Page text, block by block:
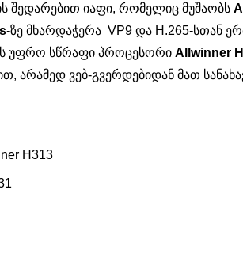
შედარებით იაფი, რომელიც მუშაობს
-ზე მხარდაჭერა VP9 და H.265-სთან
უფრო სწრაფი პროცესორი Allwinner
არამედ ვებ-გვერდებიდან მათ
H313